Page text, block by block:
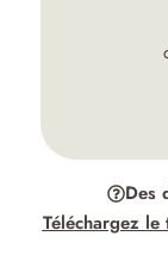
Des
Téléchargez